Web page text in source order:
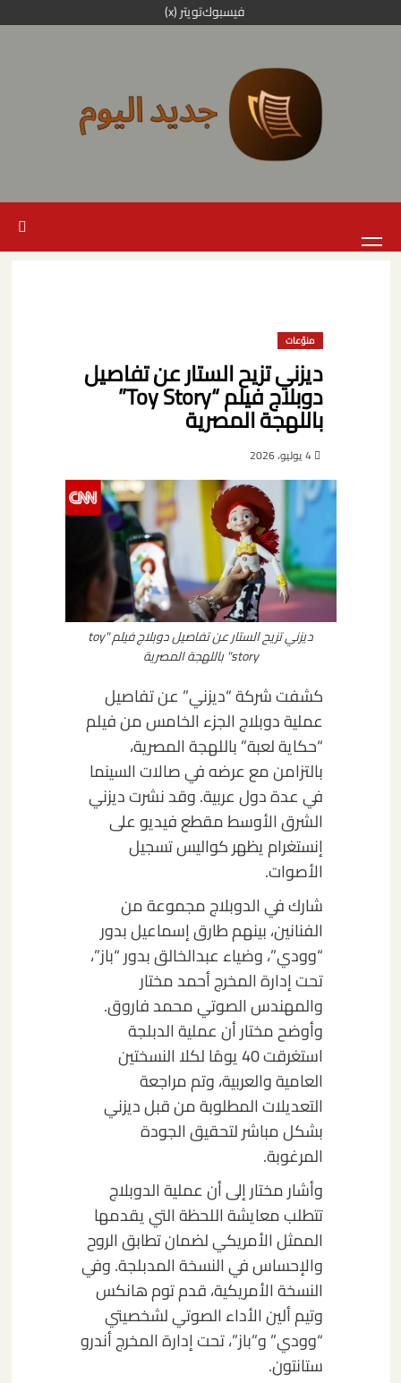
إلى
فيسبوكتويتر (x)
الرئيسية
منوّعات
ديزني تزيح الستار عن تفاصيل
دوبلاج فيلم “Toy Story”
باللهجة المصرية
4 يوليو، 2026
ديزني تزيح الستار عن تفاصيل دوبلاج فيلم "toy
story" باللهجة المصرية
كشفت شركة “ديزني” عن تفاصيل
عملية دوبلاج الجزء الخامس من فيلم
“حكاية لعبة” باللهجة المصرية،
بالتزامن مع عرضه في صالات السينما
في عدة دول عربية. وقد نشرت ديزني
الشرق الأوسط مقطع فيديو على
إنستغرام يظهر كواليس تسجيل
الأصوات.
شارك في الدوبلاج مجموعة من
الفنانين، بينهم طارق إسماعيل بدور
“وودي”، وضياء عبدالخالق بدور “باز”،
تحت إدارة المخرج أحمد مختار
والمهندس الصوتي محمد فاروق.
وأوضح مختار أن عملية الدبلجة
استغرقت 40 يومًا لكلا النسختين
العامية والعربية، وتم مراجعة
التعديلات المطلوبة من قبل ديزني
بشكل مباشر لتحقيق الجودة
المرغوبة.
وأشار مختار إلى أن عملية الدوبلاج
تتطلب معايشة اللحظة التي يقدمها
الممثل الأمريكي لضمان تطابق الروح
والإحساس في النسخة المدبلجة. وفي
النسخة الأمريكية، قدم توم هانكس
وتيم ألين الأداء الصوتي لشخصيتي
“وودي” و”باز”، تحت إدارة المخرج أندرو
ستانتون.